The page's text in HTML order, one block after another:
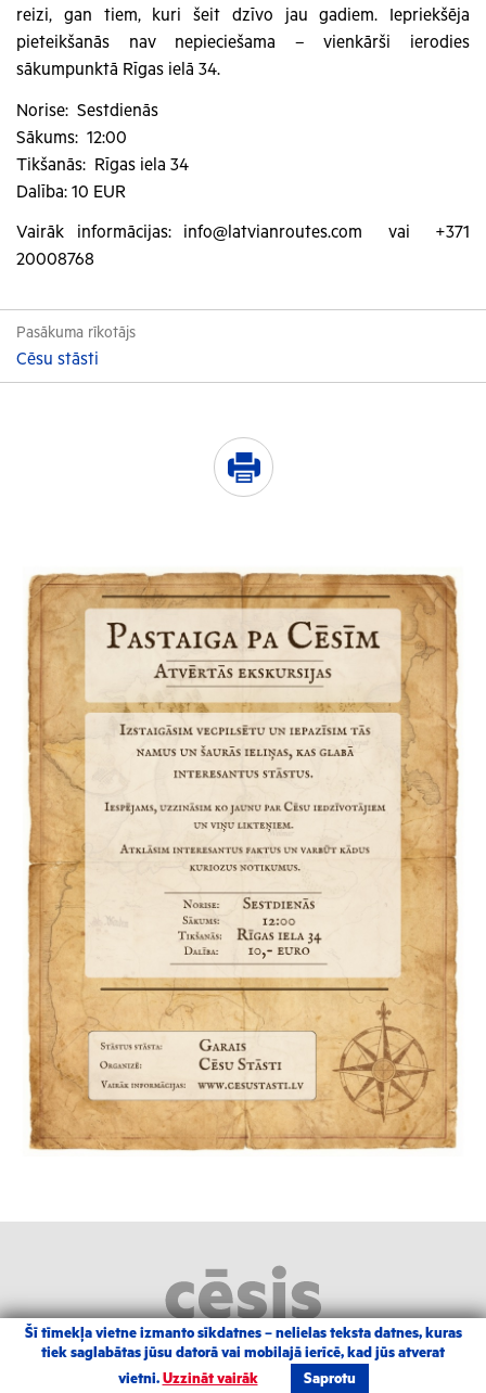
reizi, gan tiem, kuri šeit dzīvo jau gadiem. Iepriekšēja
pieteikšanās nav nepieciešama – vienkārši ierodies
sākumpunktā Rīgas ielā 34.
Norise: Sestdienās
Sākums: 12:00
Tikšanās: Rīgas iela 34
Dalība: 10 EUR
Vairāk informācijas: info@latvianroutes.com vai +371
20008768
Pasākuma rīkotājs
Cēsu stāsti
2026 |Izstrādāja Grandem|Autortiesības
Šī tīmekļa vietne izmanto sīkdatnes – nelielas teksta datnes, kuras
tiek saglabātas jūsu datorā vai mobilajā ierīcē, kad jūs atverat
vietni. Uzzināt vairāk Saprotu